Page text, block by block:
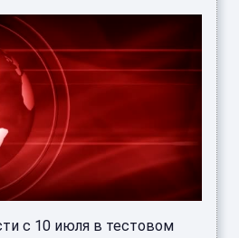
с 10 июля в тестовом